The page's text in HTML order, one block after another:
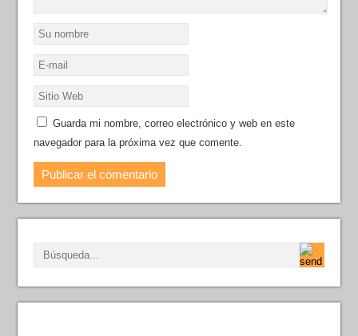
Guarda mi nombre, correo electrónico y web en este
navegador para la próxima vez que comente.